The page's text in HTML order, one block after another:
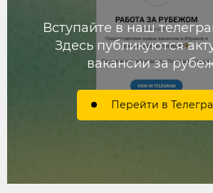
Вступайте в наш
Здесь публикуются
вакансии за
Перейти в